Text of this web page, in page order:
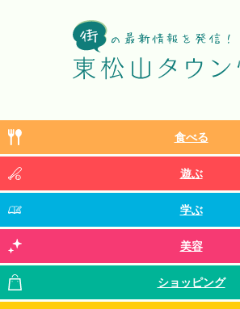
食べる
遊ぶ
学ぶ
美容
ショッピング